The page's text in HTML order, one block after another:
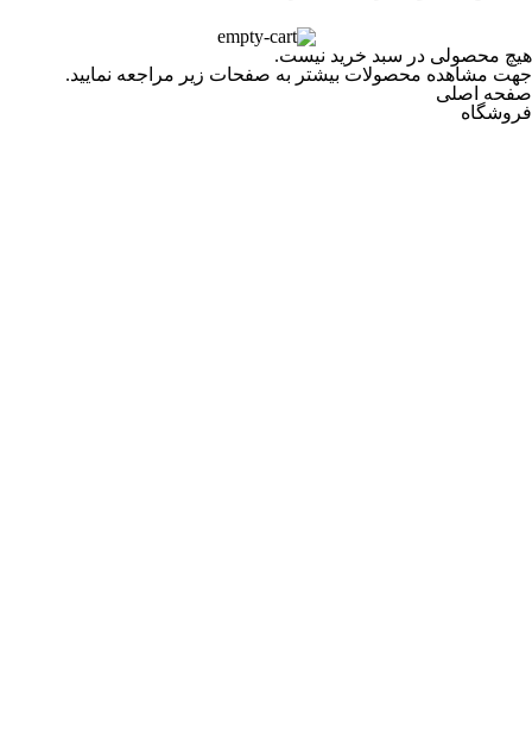
هیچ محصولی در سبد خرید نیست.
جهت مشاهده محصولات بیشتر به صفحات زیر مراجعه نمایید.
صفحه اصلی
فروشگاه